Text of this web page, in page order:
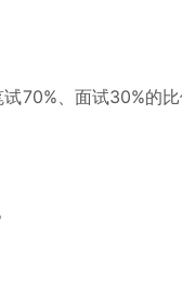
70%、面试30%的